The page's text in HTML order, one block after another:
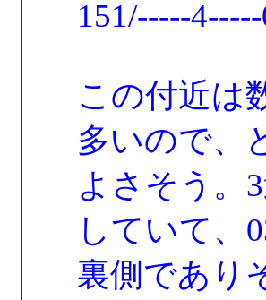
151/-----
この付近は
多いので、
よさそう。
していて、
裏側であり